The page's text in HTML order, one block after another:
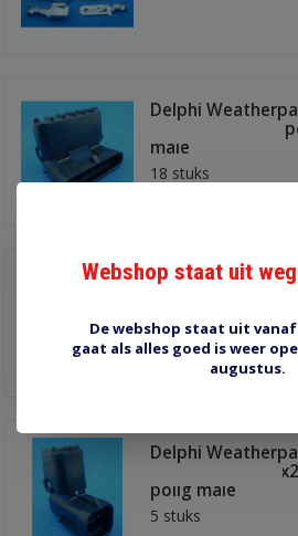
Delphi
stekkerhuizen 6
male
18 stuks
Delphi
female
13 stuks
Delphi
stekkerhuizen 2x2
polig male
5 stuks
Webshop staat uit
De webshop staat uit
gaat als alles goed is weer
augustus.